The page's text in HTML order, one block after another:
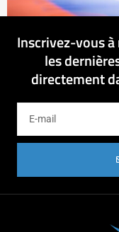
Inscrivez-vous
les
directement